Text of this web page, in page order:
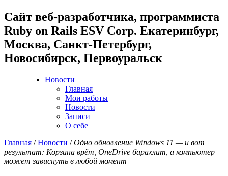
Cайт веб-разработчика, программиста
Ruby on Rails ESV Corp. Екатеринбург,
Москва, Санкт-Петербург,
Новосибирск, Первоуральск
Новости
Главная
Мои работы
Новости
Записи
О себе
Главная /Новости /Одно обновление Windows 11 — и вот
результат: Корзина врёт, OneDrive барахлит, а компьютер
может зависнуть в любой момент